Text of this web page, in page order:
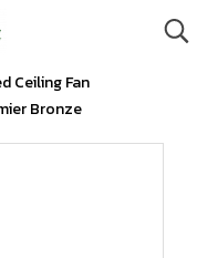
Ceiling Fan
Bronze